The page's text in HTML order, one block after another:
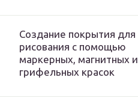
Создание покрытия для
рисования с помощью
маркерных, магнитных и
грифельных красок